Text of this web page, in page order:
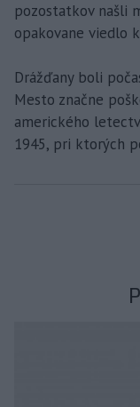
pozostatkov našli
opakovane viedlo
Drážďany boli
Mesto značne
amerického
1945, pri ktorých